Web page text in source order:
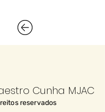
Cunha MJAC
reservados